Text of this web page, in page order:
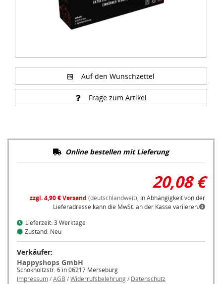
Auf den Wunschzettel
Frage zum Artikel
Online bestellen mit Lieferung
20,08 €
zzgl. 4,90 € Versand (deutschlandweit), In Abhängigkeit von der
Lieferadresse kann die MwSt. an der Kasse variieren.
Lieferzeit: 3 Werktage
Zustand: Neu
Verkäufer:
Happyshops GmbH
Schokholtzstr. 6 in 06217 Merseburg
Impressum/AGB /Widerrufsbelehrung/ Datenschutz